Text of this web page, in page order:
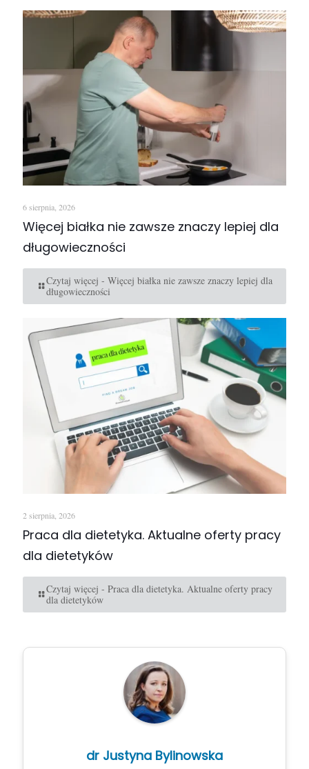
6 sierpnia, 2026
Więcej białka nie zawsze znaczy lepiej dla
długowieczności
Czytaj więcej - Więcej białka nie zawsze znaczy lepiej dla
długowieczności
2 sierpnia, 2026
Praca dla dietetyka. Aktualne oferty pracy
dla dietetyków
Czytaj więcej - Praca dla dietetyka. Aktualne oferty pracy
dla dietetyków
dr Justyna Bylinowska